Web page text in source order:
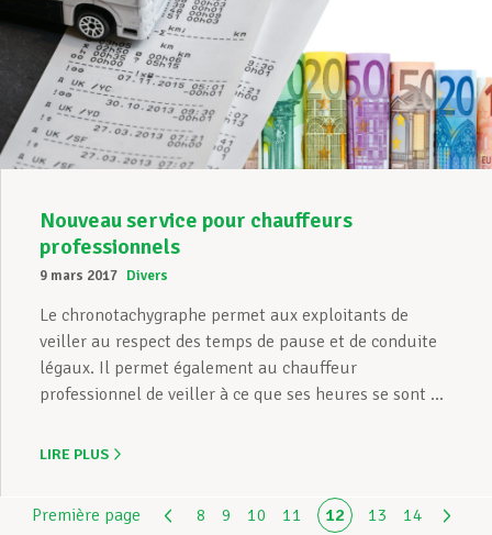
Nouveau service pour chauffeurs
professionnels
9 mars 2017 Divers
Le chronotachygraphe permet aux exploitants de
veiller au respect des temps de pause et de conduite
légaux. Il permet également au chauffeur
professionnel de veiller à ce que ses heures se sont ...
LIRE PLUS
Première page 8 9 10 11 12 13 14